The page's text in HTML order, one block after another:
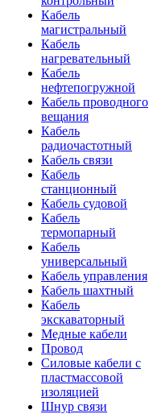
Кабель
магистральный
Кабель
нагревательный
Кабель
нефтепогружной
Кабель проводного
вещания
Кабель
радиочастотный
Кабель связи
Кабель
станционный
Кабель судовой
Кабель
термопарный
Кабель
универсальный
Кабель управления
Кабель шахтный
Кабель
экскаваторный
Медные кабели
Провод
Силовые кабели с
пластмассовой
изоляцией
Шнур связи